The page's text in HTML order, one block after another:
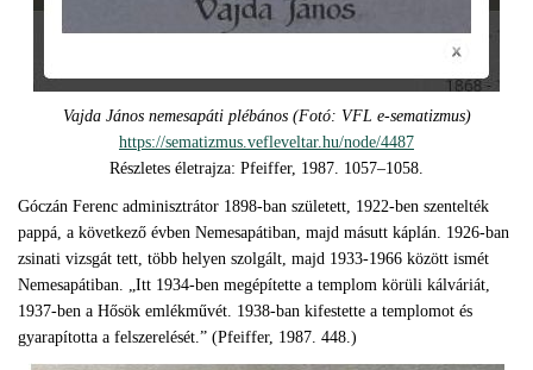
Vajda János nemesapáti plébános (Fotó: VFL e-sematizmus)
https://sematizmus.vefleveltar.hu/node/4487
Részletes életrajza: Pfeiffer, 1987. 1057–1058.
Góczán Ferenc adminisztrátor 1898-ban született, 1922-ben szentelték
pappá, a következő évben Nemesapátiban, majd másutt káplán. 1926-ban
zsinati vizsgát tett, több helyen szolgált, majd 1933-1966 között ismét
Nemesapátiban. „Itt 1934-ben megépítette a templom körüli kálváriát,
1937-ben a Hősök emlékművét. 1938-ban kifestette a templomot és
gyarapította a felszerelését.” (Pfeiffer, 1987. 448.)